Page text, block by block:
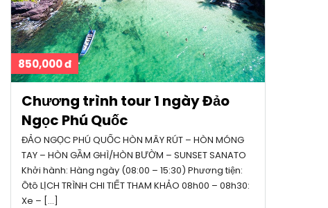
850,000 đ
Chương trình tour 1 ngày Đảo
Ngọc Phú Quốc
ĐẢO NGỌC PHÚ QUỐC HÒN MÂY RÚT – HÒN MÓNG
TAY – HÒN GẦM GHÌ/HÒN BƯỜM – SUNSET SANATO
Khởi hành: Hàng ngày (08:00 – 15:30) Phương tiện:
Ôtô LỊCH TRÌNH CHI TIẾT THAM KHẢO 08h00 – 08h30:
Xe – […]